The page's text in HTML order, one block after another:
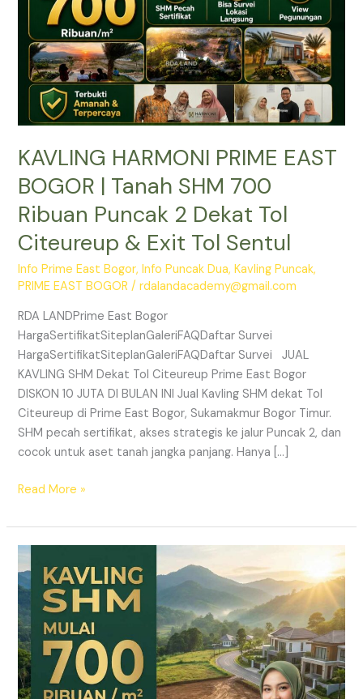
KAVLING HARMONI PRIME EAST
BOGOR | Tanah SHM 700
Ribuan Puncak 2 Dekat Tol
Citeureup & Exit Tol Sentul
Info Prime East Bogor,Info Puncak Dua,Kavling Puncak,
PRIME EAST BOGOR /rdalandacademy@gmail.com
RDA LANDPrime East Bogor
HargaSertifikatSiteplanGaleriFAQDaftar Survei
HargaSertifikatSiteplanGaleriFAQDaftar Survei JUAL
KAVLING SHM Dekat Tol Citeureup Prime East Bogor
DISKON 10 JUTA DI BULAN INI Jual Kavling SHM dekat Tol
Citeureup di Prime East Bogor, Sukamakmur Bogor Timur.
SHM pecah sertifikat, akses strategis ke jalur Puncak 2, dan
cocok untuk aset tanah jangka panjang. Hanya […]
700
Ribuan
Puncak
Dekat
Citeureup
Exit
Tol
Read More »
HARMONI
PRIME
EAST
BOGOR
–
KAVLING
SHM
LEGAL